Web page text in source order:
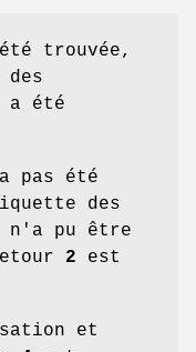
trouvée,
a été
pas été
des
n'a pu être
2 est
et